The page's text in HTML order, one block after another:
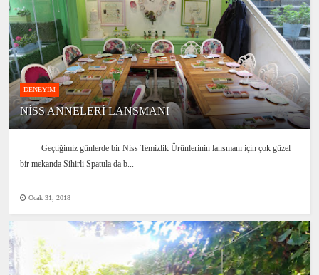
DENEYİM
NİSS ANNELERİ LANSMANI
Geçtiğimiz günlerde bir Niss Temizlik Ürünlerinin lansmanı için çok güzel
bir mekanda Sihirli Spatula da b...
Ocak 31, 2018